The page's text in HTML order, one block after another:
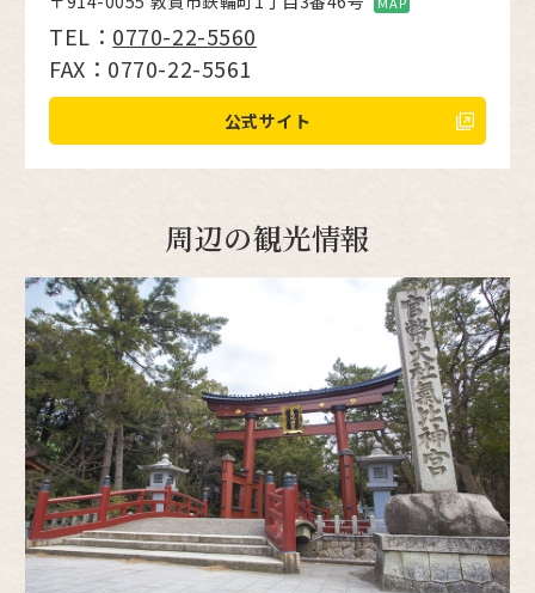
TEL： 0770-22-5560
FAX：0770-22-5561
公式サイト
周辺の観光情報